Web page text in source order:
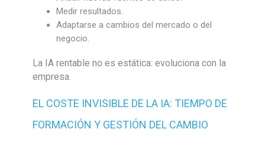
Medir resultados.
Adaptarse a cambios del mercado o del
negocio.
La IA rentable no es estática: evoluciona con la
empresa.
EL COSTE INVISIBLE DE LA IA: TIEMPO DE
FORMACIÓN Y GESTIÓN DEL CAMBIO